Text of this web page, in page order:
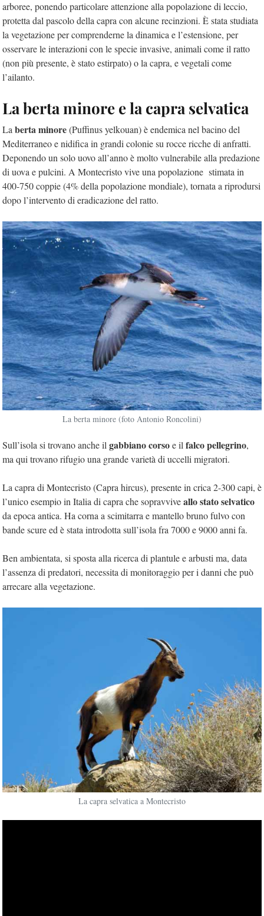
arboree, ponendo particolare attenzione alla popolazione di leccio,
protetta dal pascolo della capra con alcune recinzioni. È stata studiata
la vegetazione per comprenderne la dinamica e l’estensione, per
osservare le interazioni con le specie invasive, animali come il ratto
(non più presente, è stato estirpato) o la capra, e vegetali come
l’ailanto.
La berta minore e la capra selvatica
La berta minore(Puffinus yelkouan) è endemica nel bacino del
Mediterraneo e nidifica in grandi colonie su rocce ricche di anfratti.
Deponendo un solo uovo all’anno è molto vulnerabile alla predazione
di uova e pulcini. A Montecristo vive una popolazione stimata in
400-750 coppie (4% della popolazione mondiale), tornata a riprodursi
dopo l’intervento di eradicazione del ratto.
La berta minore (foto Antonio Roncolini)
Sull’isola si trovano anche il gabbiano corsoe il falco pellegrino,
ma qui trovano rifugio una grande varietà di uccelli migratori.
La capra di Montecristo (Capra hircus), presente in crica 2-300 capi, è
l’unico esempio in Italia di capra che sopravviveallo stato selvatico
da epoca antica. Ha corna a scimitarra e mantello bruno fulvo con
bande scure ed è stata introdotta sull’isola fra 7000 e 9000 anni fa.
Ben ambientata, si sposta alla ricerca di plantule e arbusti ma, data
l’assenza di predatori, necessita di monitoraggio per i danni che può
arrecare alla vegetazione.
La capra selvatica a Montecristo